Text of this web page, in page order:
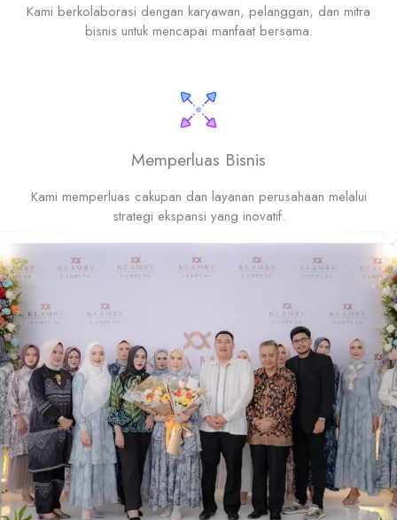
Kami berkolaborasi dengan karyawan, pelanggan, dan mitra
bisnis untuk mencapai manfaat bersama.
Memperluas Bisnis
Kami memperluas cakupan dan layanan perusahaan melalui
strategi ekspansi yang inovatif.